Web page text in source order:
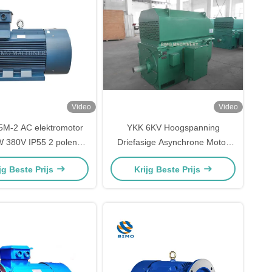
Video
2 AC elektromotor
380V IP55 2 polen
asynchrone motor
Beste Prijs
Video
YKK 6KV Hoogspanning
Driefasige Asynchrone Motor
200KW~1800KW 6000V 2-pool
3000Rpm IP55 AC-motoren
Krijg Beste Prijs